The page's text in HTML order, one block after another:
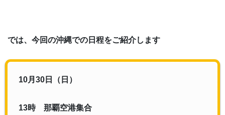
では、今回の沖縄での日程をご紹介します
10月30日（日）
13時 那覇空港集合